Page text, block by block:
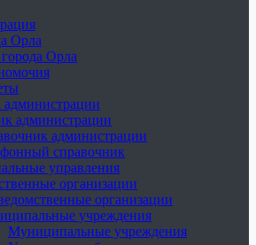
Орла
Орла
администрации
администрации
администрации
справочник
управления
организации
организации
учреждения
Муниципальные учреждения